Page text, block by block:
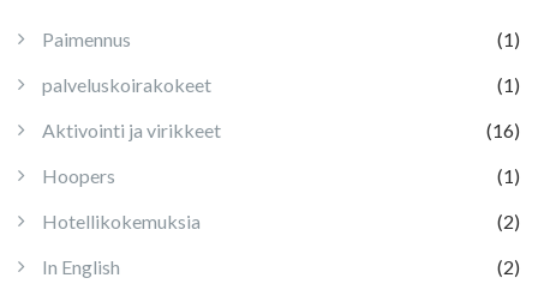
Paimennus
(1)
palveluskoirakokeet
(1)
Aktivointi ja virikkeet
(16)
Hoopers
(1)
Hotellikokemuksia
(2)
In English
(2)